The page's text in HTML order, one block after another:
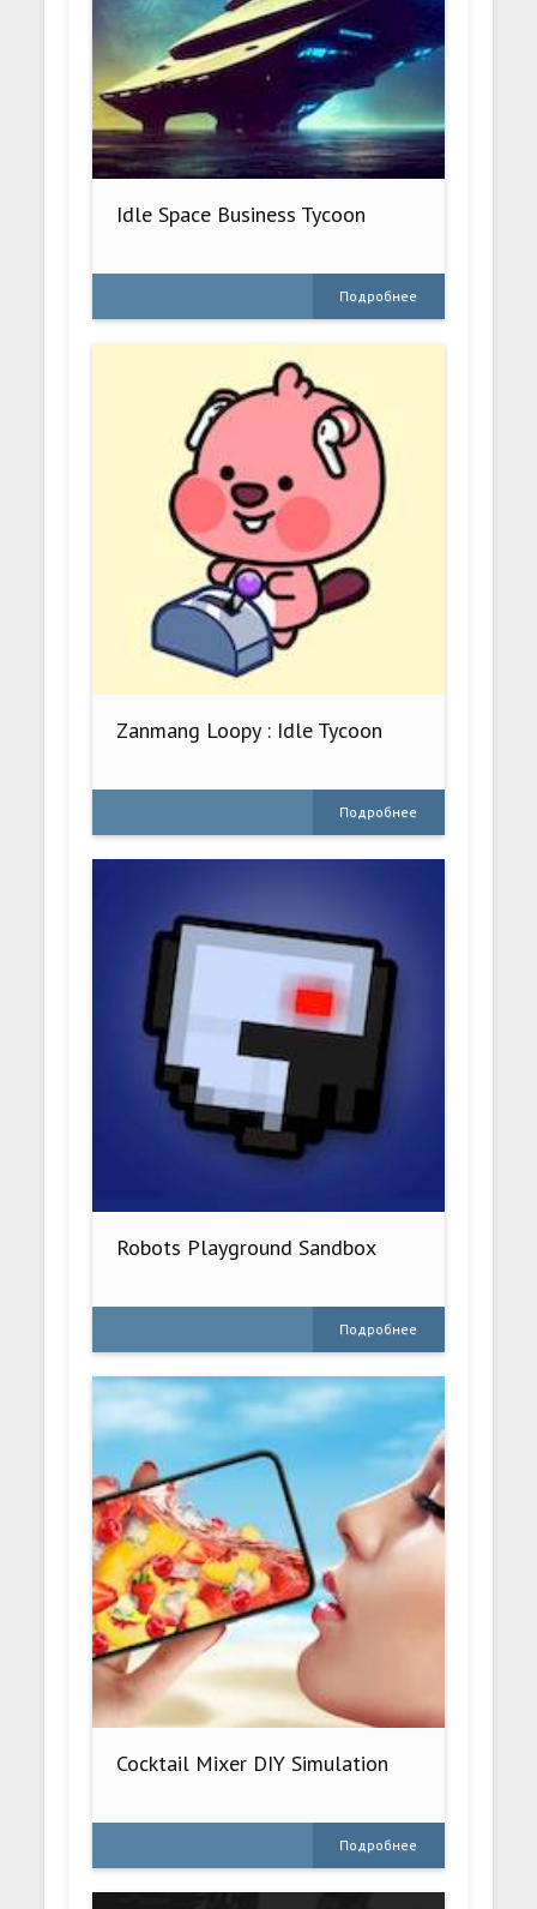
Idle Space Business Tycoon
Подробнее
Zanmang Loopy : Idle Tycoon
Подробнее
Robots Playground Sandbox
Подробнее
Cocktail Mixer DIY Simulation
Подробнее